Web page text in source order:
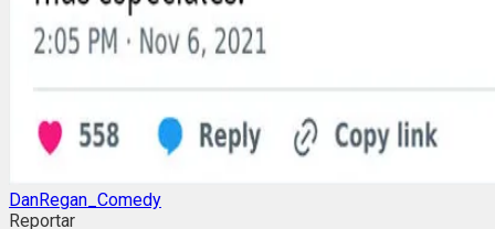
DanRegan_Comedy
Reportar